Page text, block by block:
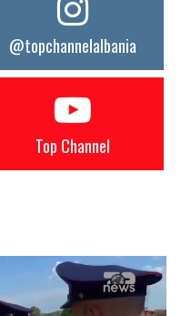
@topchannelalbania
Top Channel